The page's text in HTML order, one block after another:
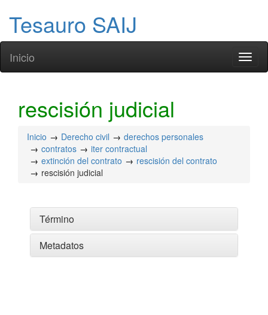
Tesauro SAIJ
Inicio
rescisión judicial
Inicio Derecho civil
derechos personales
contratos
iter contractual
extinción del contrato
rescisión del contrato
rescisión judicial
Término
Metadatos